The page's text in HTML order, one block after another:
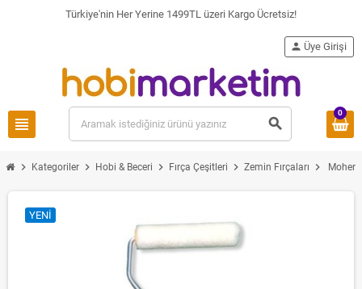
Türkiye'nin Her Yerine 1499TL üzeri Kargo Ücretsiz!
view_headline search
person Üye Girişi
0
chevron_right Kategoriler chevron_right Hobi & Beceri chevron_right Fırça Çeşitleri chevron_right Zemin Fırçaları chevron_right Moher
YENI